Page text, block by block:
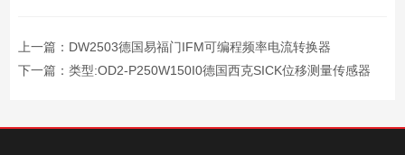
上一篇： DW2503德国易福门IFM可编程频率电流转换器
下一篇： 类型:OD2-P250W150I0德国西克SICK位移测量传感器